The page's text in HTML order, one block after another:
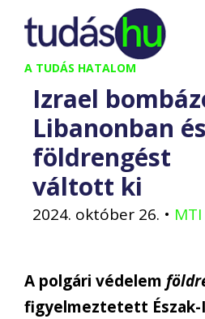
Kilépés
tartalomba
A TUDÁS HATALOM
Izrael
Libanonban
földrengést
váltott ki
2024. október 26. • MTI
A polgári védelem
figyelmeztetett Észak-